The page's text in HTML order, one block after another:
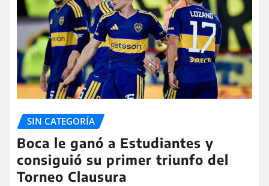
SIN CATEGORÍA
Boca le ganó a Estudiantes y
consiguió su primer triunfo del
Torneo Clausura